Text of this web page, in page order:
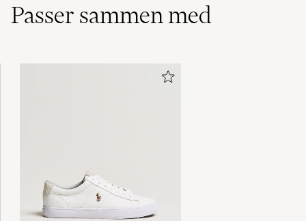
Lite små i storleken. Bruka ha 54 men 56
opp minst en størrelse enn vanlig.
SVEIN M KØBTE PÅ CAREOFCARL.NO
Passer sammen med